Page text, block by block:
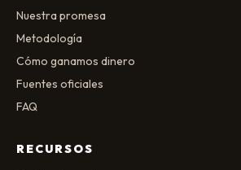
Nuestra promesa
Metodología
Cómo ganamos dinero
Fuentes oficiales
FAQ
RECURSOS